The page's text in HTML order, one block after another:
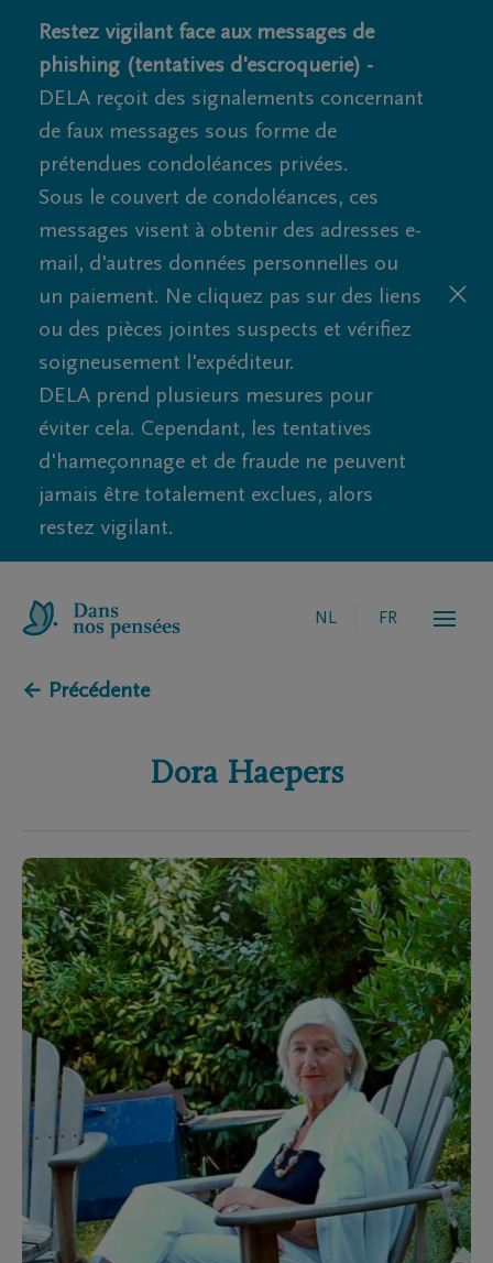
Restez vigilant face aux messages de
phishing (tentatives d'escroquerie) -
DELA reçoit des signalements concernant
de faux messages sous forme de
prétendues condoléances privées.
Sous le couvert de condoléances, ces
messages visent à obtenir des adresses e-
mail, d'autres données personnelles ou
un paiement. Ne cliquez pas sur des liens
ou des pièces jointes suspects et vérifiez
soigneusement l'expéditeur.
DELA prend plusieurs mesures pour
éviter cela. Cependant, les tentatives
d'hameçonnage et de fraude ne peuvent
jamais être totalement exclues, alors
restez vigilant.
NL FR
← Précédente
Dora Haepers